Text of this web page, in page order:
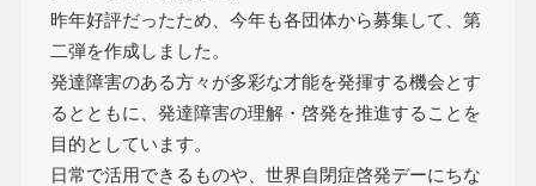
昨年好評だったため、今年も各団体から募集して、第
二弾を作成しました。
発達障害のある方々が多彩な才能を発揮する機会とす
るとともに、発達障害の理解・啓発を推進することを
目的としています。
日常で活用できるものや、世界自閉症啓発デーにちな